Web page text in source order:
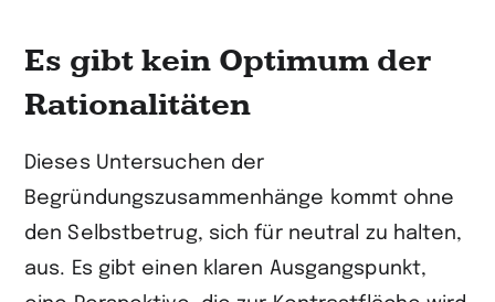
Es gibt kein Optimum der
Rationalitäten
Dieses Untersuchen der
Begründungszusammenhänge kommt ohne
den Selbstbetrug, sich für neutral zu halten,
aus. Es gibt einen klaren Ausgangspunkt,